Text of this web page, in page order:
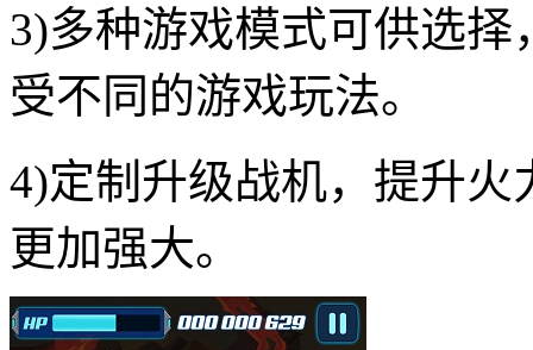
3)多种游戏模式可供选
受不同的游戏玩法。
4)定制升级战机，提升
更加强大。